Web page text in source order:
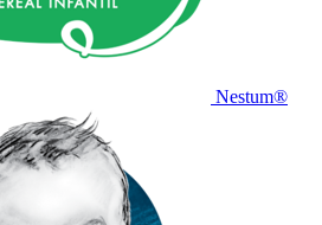
Nestum®